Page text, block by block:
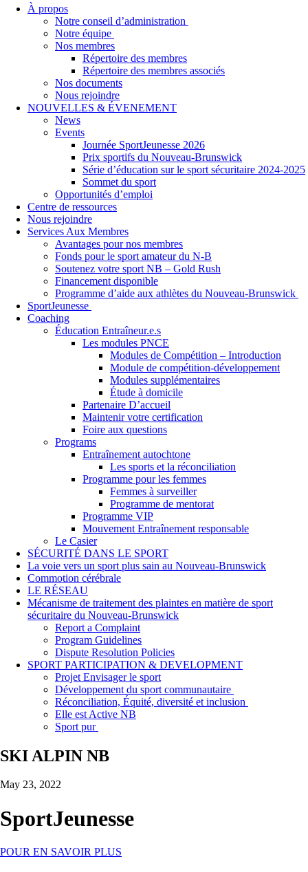
À propos
Notre conseil d’administration
Notre équipe
Nos membres
Répertoire des membres
Répertoire des membres associés
Nos documents
Nous rejoindre
NOUVELLES & ÉVENEMENT
News
Events
Journée SportJeunesse 2026
Prix sportifs du Nouveau-Brunswick
Série d’éducation sur le sport sécuritaire 2024-2025
Sommet du sport
Opportunités d’emploi
Centre de ressources
Nous rejoindre
Services Aux Membres
Avantages pour nos membres
Fonds pour le sport amateur du N-B
Soutenez votre sport NB – Gold Rush
Financement disponible
Programme d’aide aux athlètes du Nouveau-Brunswick
SportJeunesse
Coaching
Éducation Entraîneur.e.s
Les modules PNCE
Modules de Compétition – Introduction
Module de compétition-développement
Modules supplémentaires
Étude à domicile
Partenaire D’accueil
Maintenir votre certification
Foire aux questions
Programs
Entraînement autochtone
Les sports et la réconciliation
Programme pour les femmes
Femmes à surveiller
Programme de mentorat
Programme VIP
Mouvement Entraînement responsable
Le Casier
SÉCURITÉ DANS LE SPORT
La voie vers un sport plus sain au Nouveau-Brunswick
Commotion cérébrale
LE RÉSEAU
Mécanisme de traitement des plaintes en matière de sport
sécuritaire du Nouveau-Brunswick
Report a Complaint
Program Guidelines
Dispute Resolution Policies
SPORT PARTICIPATION & DEVELOPMENT
Projet Envisager le sport
Développement du sport communautaire
Réconciliation, Équité, diversité et inclusion
Elle est Active NB
Sport pur
SKI ALPIN NB
May 23, 2022
SportJeunesse
POUR EN SAVOIR PLUS